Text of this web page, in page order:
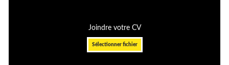
Joindre votre CV
Sélectionner fichier